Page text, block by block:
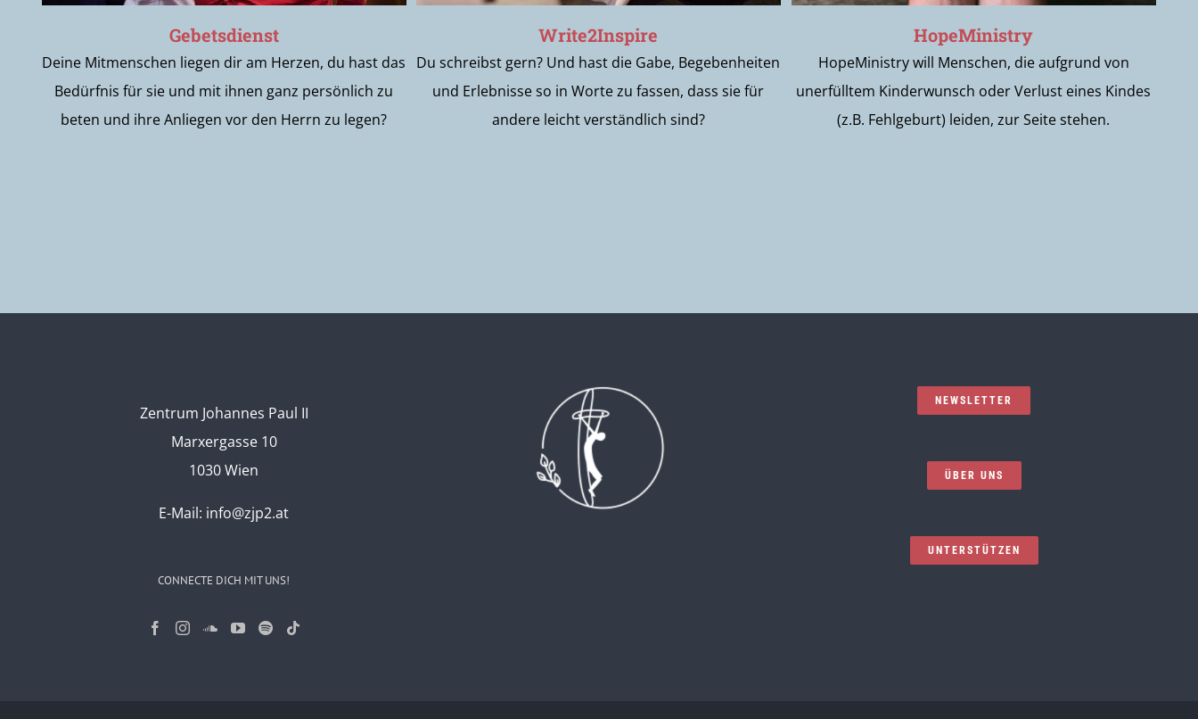
Gebetsdienst
Deine Mitmenschen liegen dir am Herzen, du hast das
Bedürfnis für sie und mit ihnen ganz persönlich zu
beten und ihre Anliegen vor den Herrn zu legen?
Write2Inspire
Du schreibst gern? Und hast die Gabe, Begebenheiten
und Erlebnisse so in Worte zu fassen, dass sie für
andere leicht verständlich sind?
HopeMinistry
HopeMinistry will Menschen, die aufgrund von
unerfülltem Kinderwunsch oder Verlust eines Kindes
(z.B. Fehlgeburt) leiden, zur Seite stehen.
Zentrum Johannes Paul II
Marxergasse 10
1030 Wien
E-Mail: info@zjp2.at
CONNECTE DICH MIT UNS!
NEWSLETTER
ÜBER UNS
UNTERSTÜTZEN